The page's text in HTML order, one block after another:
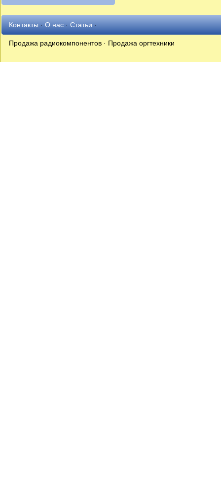
Контакты·О нас·Статьи·
Продажа радиокомпонентов · Продажа оргтехники